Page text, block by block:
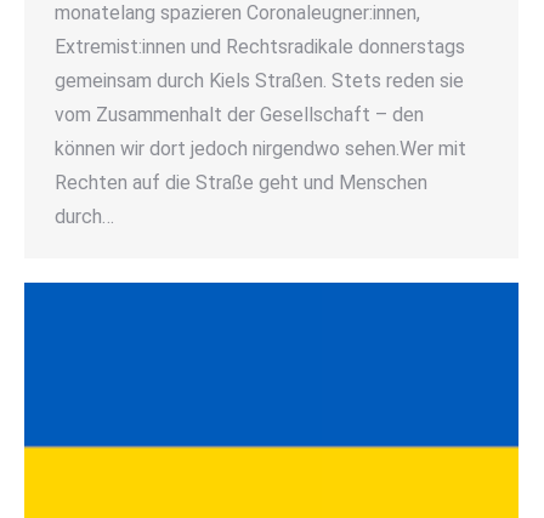
monatelang spazieren Coronaleugner:innen,
Extremist:innen und Rechtsradikale donnerstags
gemeinsam durch Kiels Straßen. Stets reden sie
vom Zusammenhalt der Gesellschaft – den
können wir dort jedoch nirgendwo sehen.Wer mit
Rechten auf die Straße geht und Menschen
durch…